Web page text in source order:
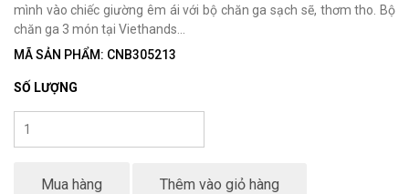
mình vào chiếc giường êm ái với bộ chăn ga sạch sẽ, thơm tho. Bộ
chăn ga 3 món tại Viethands...
MÃ SẢN PHẨM: CNB305213
SỐ LƯỢNG
Mua hàng Thêm vào giỏ hàng